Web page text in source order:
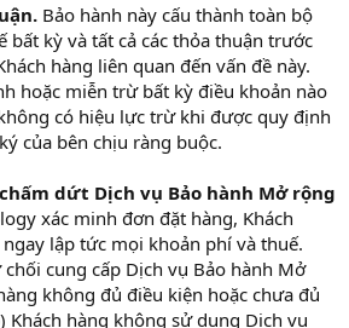
Bảo hành này cấu thành toàn bộ
bất kỳ và tất cả các thỏa thuận trước
hàng liên quan đến vấn đề này.
hoặc miễn trừ bất kỳ điều khoản nào
có hiệu lực trừ khi được quy định
của bên chịu ràng buộc.
dứt Dịch vụ Bảo hành Mở rộng
xác minh đơn đặt hàng, Khách
lập tức mọi khoản phí và thuế.
cung cấp Dịch vụ Bảo hành Mở
không đủ điều kiện hoặc chưa đủ
hàng không sử dụng Dịch vụ